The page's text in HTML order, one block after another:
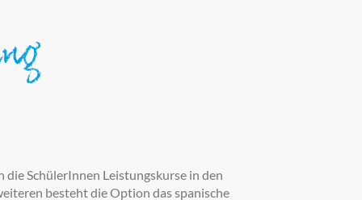
SchülerInnen Leistungskurse in den
besteht die Option das spanische